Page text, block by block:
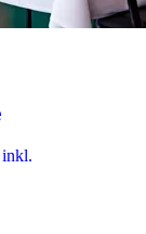
inkl.